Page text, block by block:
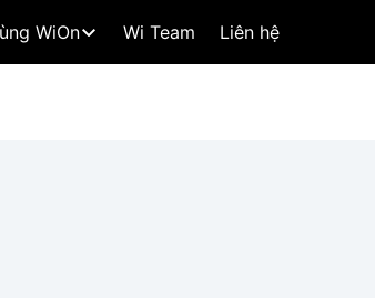
WiOn Wi Team Liên hệ